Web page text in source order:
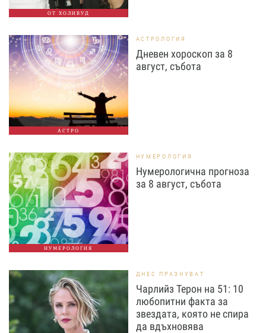
ОТ ХОЛИВУД
АСТРО
АСТРОЛОГИЯ
Дневен хороскоп за 8
август, събота
НУМЕРОЛОГИЯ
НУМЕРОЛОГИЯ
Нумерологична прогноза
за 8 август, събота
ДНЕС ПРАЗНУВАТ
Чарлийз Терон на 51: 10
любопитни факта за
звездата, която не спира
да вдъхновява